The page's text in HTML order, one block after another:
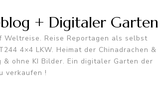
+ Digitaler Garten
Reise Reportagen als selbst
4×4 LKW. Heimat der Chinadrachen &
ohne KI Bilder. Ein digitaler Garten der
verkaufen !